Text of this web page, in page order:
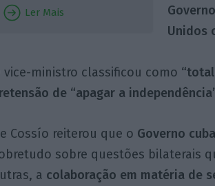
Ler Mais
Unidos
vice-ministro classificou como
de “apagar a
Cossío reiterou que o Governo
sobre questões bilaterais
a colaboração em matéria de